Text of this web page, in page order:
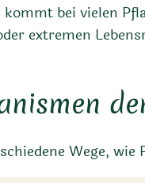
bei vielen
extremen
Wege,